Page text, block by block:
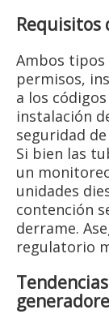
Requisitos
Ambos tipos
permisos,
a los
instalación
seguridad
Si bien las
un
unidades
contención
derrame.
regulatorio